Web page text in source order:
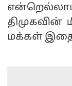
திமுகவின்
மக்கள்